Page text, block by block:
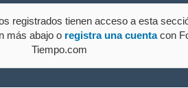
registrados tienen acceso a esta
más abajo o registra una cuentacon
Tiempo.com